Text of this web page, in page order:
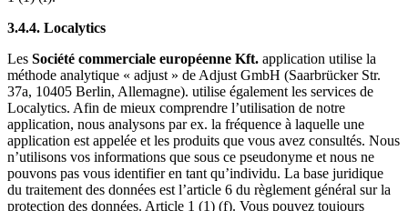
3.4.4. Localytics
Les Société commerciale européenne Kft. application utilise la
méthode analytique « adjust » de Adjust GmbH (Saarbrücker Str.
37a, 10405 Berlin, Allemagne). utilise également les services de
Localytics. Afin de mieux comprendre l’utilisation de notre
application, nous analysons par ex. la fréquence à laquelle une
application est appelée et les produits que vous avez consultés. Nous
n’utilisons vos informations que sous ce pseudonyme et nous ne
pouvons pas vous identifier en tant qu’individu. La base juridique
du traitement des données est l’article 6 du règlement général sur la
protection des données. Article 1 (1) (f). Vous pouvez toujours